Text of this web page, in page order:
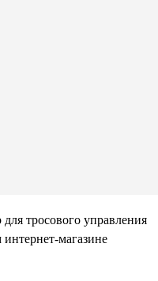
тросового управления
магазине